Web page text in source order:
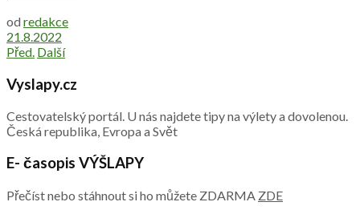
od redakce
21.8.2022
Před. Další
Vyslapy.cz
Cestovatelský portál. U nás najdete tipy na výlety a dovolenou.
Česká republika, Evropa a Svět
E- časopis VÝŠLAPY
Přečíst nebo stáhnout si ho můžete ZDARMA ZDE